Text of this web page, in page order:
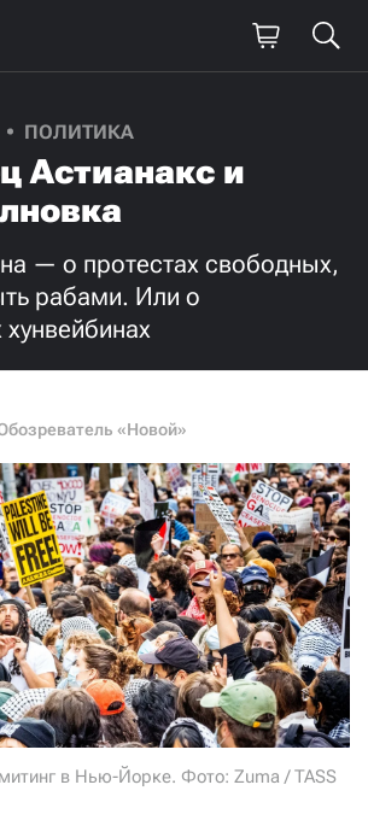
ПОЛИТИКА
Астианакс и
— о протестах свободных,
рабами. Или о
«Новой»
в Нью-Йорке. Фото: Zuma / TASS
работу!
1000
соучастником»,
и подтверждаю свое гражданство РФ
СОУЧАСТНИКОМ
С ДРУЗЬЯМИ
пишите donate@novayagazeta.ruили